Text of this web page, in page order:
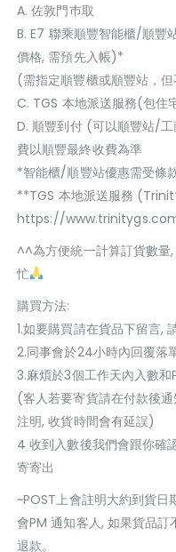
A. 佐敦門巿取
B. E7 聯乘順豐智能櫃/順豐
價格, 需預先入帳)*
(需指定順豐櫃或順豐站，
C. TGS 本地派送服務(包
D. 順豐到付 (可以順豐站/
費以順豐最終收費為準
*智能櫃/順豐站優惠需受條
**TGS 本地派送服務
https://
^^為方便統一計算訂貨數量
忙
購買方法:
1.如要購買請在貨品下留言,
2.同事會於24小時內回覆落
3.麻煩於3個工作天內入數和
(客人若要寄貨請在付款後
注明, 收貨時間會有延誤)
4 收到入數後我們會跟你確
寄寄出
~POST上會註明大約到貨日
會PM 通知客人, 如果貨品
退款。